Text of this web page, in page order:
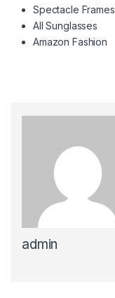
Spectacle Frames
All Sunglasses
Amazon Fashion
admin